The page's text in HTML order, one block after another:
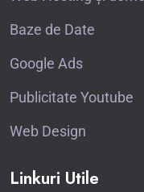
Baze de Date
Google Ads
Publicitate Youtube
Web Design
Linkuri Utile